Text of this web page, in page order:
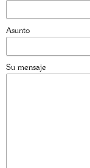
Asunto
Su mensaje